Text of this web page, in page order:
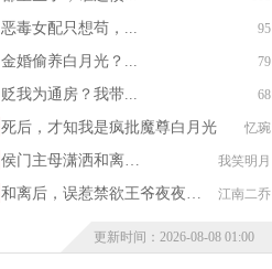
95
恶毒女配只想苟，...
79
金婚偷养白月光？...
68
贬我为通房？我带...
忆琬
死后，才知我是疯批魔尊白月光
我笑明月
侯门主母潇洒和离…
江南二乔
和离后，误惹禁欲王爷夜夜…
更新时间：2026-08-08 01:00